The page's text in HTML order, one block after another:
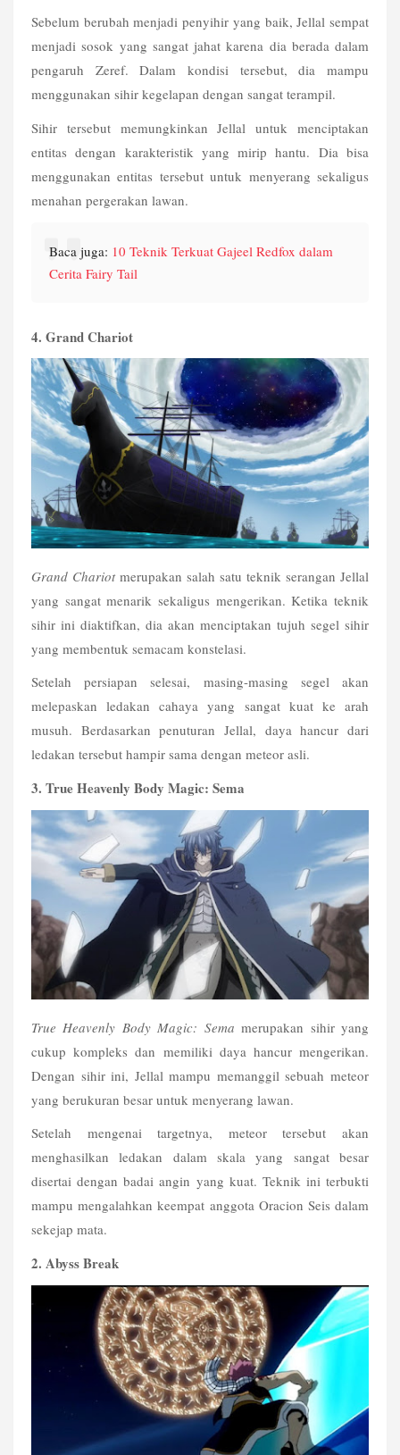
Sebelum berubah menjadi penyihir yang baik, Jellal sempat
menjadi sosok yang sangat jahat karena dia berada dalam
pengaruh Zeref. Dalam kondisi tersebut, dia mampu
menggunakan sihir kegelapan dengan sangat terampil.
Sihir tersebut memungkinkan Jellal untuk menciptakan
entitas dengan karakteristik yang mirip hantu. Dia bisa
menggunakan entitas tersebut untuk menyerang sekaligus
menahan pergerakan lawan.
Baca juga: 10 Teknik Terkuat Gajeel Redfox dalam
Cerita Fairy Tail
4. Grand Chariot
Grand Chariot merupakan salah satu teknik serangan Jellal
yang sangat menarik sekaligus mengerikan. Ketika teknik
sihir ini diaktifkan, dia akan menciptakan tujuh segel sihir
yang membentuk semacam konstelasi.
Setelah persiapan selesai, masing-masing segel akan
melepaskan ledakan cahaya yang sangat kuat ke arah
musuh. Berdasarkan penuturan Jellal, daya hancur dari
ledakan tersebut hampir sama dengan meteor asli.
3. True Heavenly Body Magic: Sema
True Heavenly Body Magic: Sema merupakan sihir yang
cukup kompleks dan memiliki daya hancur mengerikan.
Dengan sihir ini, Jellal mampu memanggil sebuah meteor
yang berukuran besar untuk menyerang lawan.
Setelah mengenai targetnya, meteor tersebut akan
menghasilkan ledakan dalam skala yang sangat besar
disertai dengan badai angin yang kuat. Teknik ini terbukti
mampu mengalahkan keempat anggota Oracion Seis dalam
sekejap mata.
2. Abyss Break